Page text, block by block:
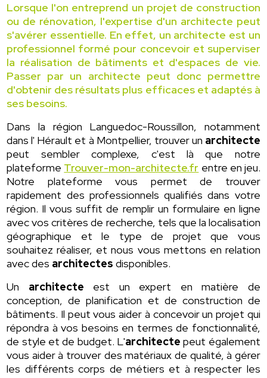
Lorsque l'on entreprend un projet de construction
ou de rénovation, l'expertise d'un architecte peut
s'avérer essentielle. En effet, un architecte est un
professionnel formé pour concevoir et superviser
la réalisation de bâtiments et d'espaces de vie.
Passer par un architecte peut donc permettre
d'obtenir des résultats plus efficaces et adaptés à
ses besoins.
Dans la région Languedoc-Roussillon, notamment
dans l' Hérault et à Montpellier, trouver un architecte
peut sembler complexe, c'est là que notre
plateforme Trouver-mon-architecte.fr entre en jeu.
Notre plateforme vous permet de trouver
rapidement des professionnels qualifiés dans votre
région. Il vous suffit de remplir un formulaire en ligne
avec vos critères de recherche, tels que la localisation
géographique et le type de projet que vous
souhaitez réaliser, et nous vous mettons en relation
avec des architectes disponibles.
Un architecte est un expert en matière de
conception, de planification et de construction de
bâtiments. Il peut vous aider à concevoir un projet qui
répondra à vos besoins en termes de fonctionnalité,
de style et de budget. L'architecte peut également
vous aider à trouver des matériaux de qualité, à gérer
les différents corps de métiers et à respecter les